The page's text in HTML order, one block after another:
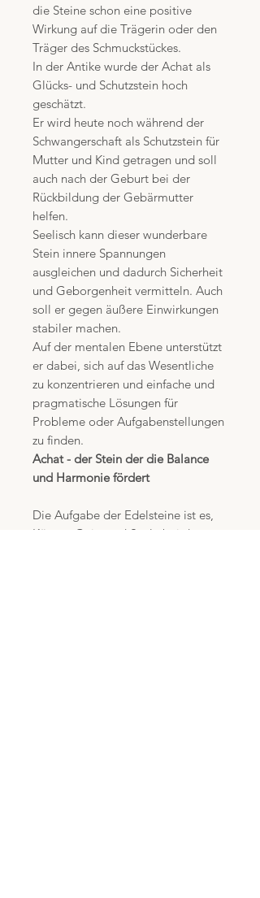
die Steine schon eine positive
Wirkung auf die Trägerin oder den
Träger des Schmuckstückes.
In der Antike wurde der Achat als
Glücks- und Schutzstein hoch
geschätzt.
Er wird heute noch während der
Schwangerschaft als Schutzstein für
Mutter und Kind getragen und soll
auch nach der Geburt bei der
Rückbildung der Gebärmutter
helfen.
Seelisch kann dieser wunderbare
Stein innere Spannungen
ausgleichen und dadurch Sicherheit
und Geborgenheit vermitteln. Auch
soll er gegen äußere Einwirkungen
stabiler machen.
Auf der mentalen Ebene unterstützt
er dabei, sich auf das Wesentliche
zu konzentrieren und einfache und
pragmatische Lösungen für
Probleme oder Aufgabenstellungen
zu finden.
Achat - der Stein der die Balance
und Harmonie fördert
Die Aufgabe der Edelsteine ist es,
Körper, Geist und Seele bei der